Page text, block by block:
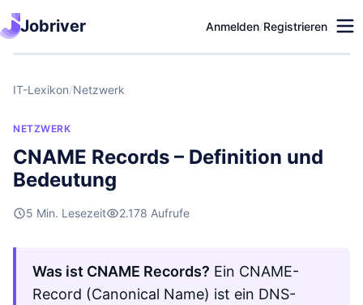
Jobriver Anmelden/Registrieren
IT-Lexikon/Netzwerk
NETZWERK
CNAME Records – Definition und
Bedeutung
5 Min. Lesezeit 2.178 Aufrufe
Was ist CNAME Records? Ein CNAME-
Record (Canonical Name) ist ein DNS-